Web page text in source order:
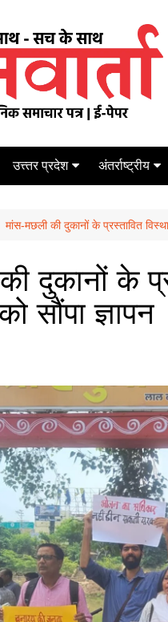
पटना
उत्त्तर प्रदेश
कानपुर
आज़मगढ़
ग़ाज़ीपुर
लखनऊ
सोनभद्र
अंतर्राष्ट्रीय
मांस-मछली की दुकानों के प्रस्तावित
दुकानों के
सौंपा ज्ञापन